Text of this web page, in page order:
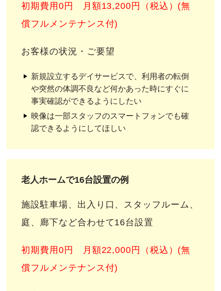
初期費用0円 月額13,200円（税込）(無
償フルメンテナンス付)
お客様の状況・ご要望
新規設立するデイサービスで、利用者の転倒
や突然の体調不良など何かあった時にすぐに
事実確認ができるようにしたい
映像は一部スタッフのスマートフォンでも確
認できるようにしてほしい
老人ホームで16台設置の例
施設駐車場、出入り口、スタッフルーム、
庭、廊下など合わせて16台設置
初期費用0円 月額22,000円（税込）(無
償フルメンテナンス付)